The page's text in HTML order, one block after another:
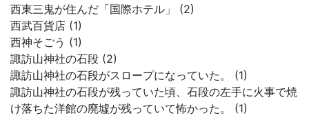
西東三鬼が住んだ「国際ホテル」 (2)
西武百貨店 (1)
西神そごう (1)
諏訪山神社の石段 (2)
諏訪山神社の石段がスロープになっていた。 (1)
諏訪山神社の石段が残っていた頃、石段の左手に火事で焼
け落ちた洋館の廃墟が残っていて怖かった。 (1)